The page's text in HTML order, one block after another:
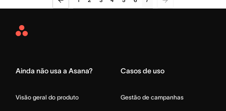
Asana
Ainda não usa a Asana?
Visão geral do produto
Casos de uso
Gestão de campanhas